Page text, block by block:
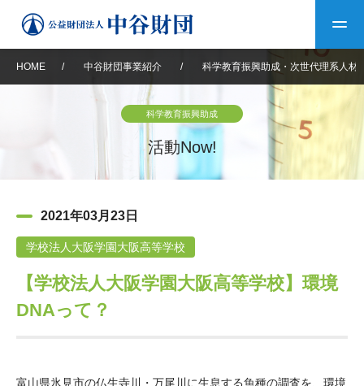
中谷財団について
設立趣意書 財団概要
沿革 40年史デジタルブック
中谷財団事業紹介 中谷賞
神戸賞 長期大型研究助成
大学院生奨学金
国際学生交流プログラ
中谷財団動画紹介
その他情報
HOME / 中谷財団事業紹介 / 科学教育振興助成・次世代理系人材
科学教育振興助成
活動Now!
2021年03月23日
学校法人大阪学園大阪高等学校
【学校法人大阪学園大阪高等学校】環境
DNAって？
富山県氷見市の仏生寺川・万尾川に生息する魚種の調査を、環境